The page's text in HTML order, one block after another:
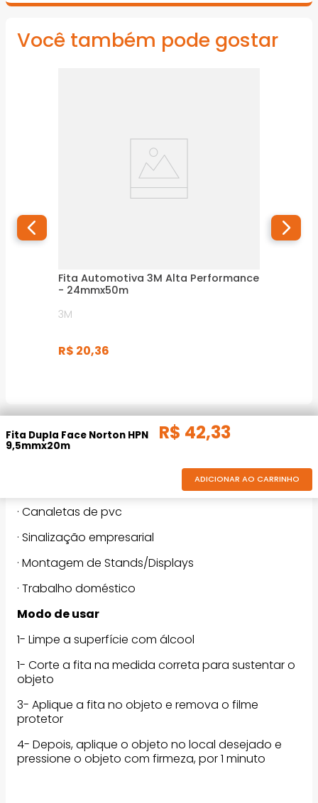
Você também pode gostar
Fita Automotiva 3M Alta Performance
- 24mmx50m
3M
R$ 20,36
Fita Dupla Face Norton HPN
9,5mmx20m
R$ 42,33
ADICIONAR AO CARRINHO
DESCRIÇÃO DO PRODUTO
· Canaletas de pvc
· Sinalização empresarial
· Montagem de Stands/Displays
· Trabalho doméstico
Modo de usar
1- Limpe a superfície com álcool
1- Corte a fita na medida correta para sustentar o
objeto
3- Aplique a fita no objeto e remova o filme
protetor
4- Depois, aplique o objeto no local desejado e
pressione o objeto com firmeza, por 1 minuto